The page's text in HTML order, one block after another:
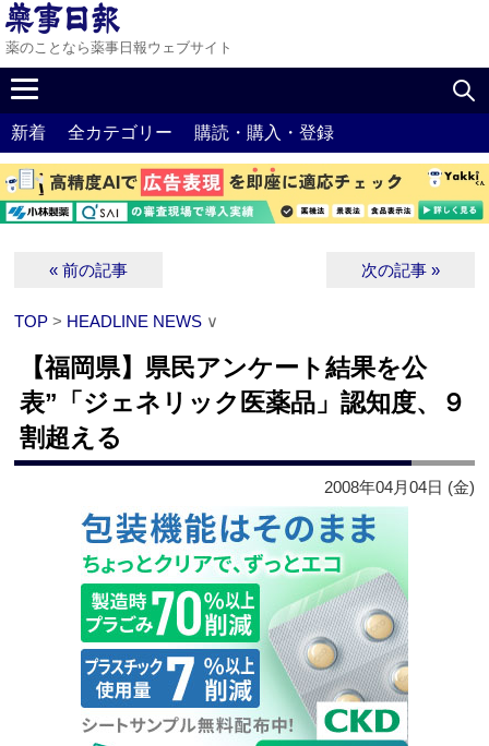
薬のことなら薬事日報ウェブサイト
新着 全カテゴリー 購読・購入・登録
« 前の記事 次の記事 »
TOP > HEADLINE NEWS ∨
【福岡県】県民アンケート結果を公
表”「ジェネリック医薬品」認知度、９
割超える
2008年04月04日 (金)